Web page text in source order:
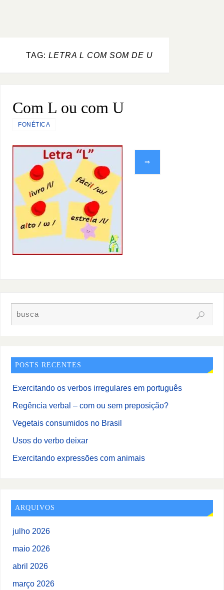
TAG: LETRA L COM SOM DE U
Com L ou com U
FONÉTICA
⇒
POSTS RECENTES
Exercitando os verbos irregulares em português
Regência verbal – com ou sem preposição?
Vegetais consumidos no Brasil
Usos do verbo deixar
Exercitando expressões com animais
ARQUIVOS
julho 2026
maio 2026
abril 2026
março 2026